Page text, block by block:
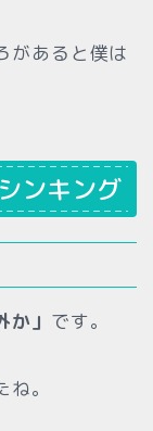
があると僕は
ンキング
か」 です。
。